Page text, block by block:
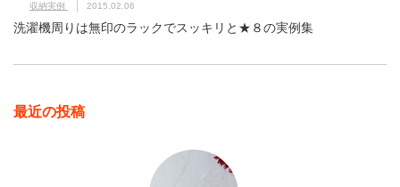
収納実例 2015.02.06
洗濯機周りは無印のラックでスッキリと★８の実例集
最近の投稿